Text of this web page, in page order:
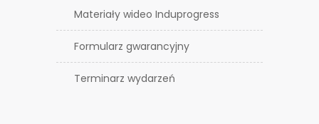
Materiały wideo Induprogress
Formularz gwarancyjny
Terminarz wydarzeń